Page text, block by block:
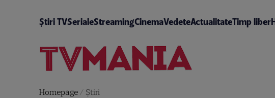
Știri TVSerialeStreamingCinemaVedeteActualitateTimp liber
Homepage/ Știri